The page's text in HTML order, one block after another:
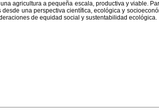
agricultura a pequeña escala, productiva y viable.
una perspectiva científica, ecológica y
de equidad social y sustentabilidad ecológica.